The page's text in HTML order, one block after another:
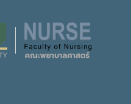
ษ์ศิลปวัฒนธรรมและปลูกฝัง
วามเป็นสิริมงคลแก่ชีวิต
ให้บุคลากรมีส่วนร่วมในการ